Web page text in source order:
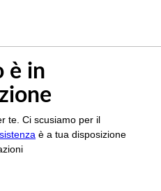
è in
te. Ci scusiamo per il
è a tua disposizione